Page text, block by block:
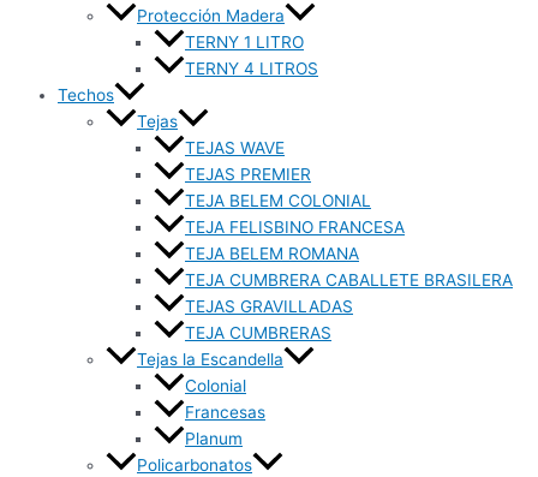
Protección Madera
TERNY 1 LITRO
TERNY 4 LITROS
Techos
Tejas
TEJAS WAVE
TEJAS PREMIER
TEJA BELEM COLONIAL
TEJA FELISBINO FRANCESA
TEJA BELEM ROMANA
TEJA CUMBRERA CABALLETE BRASILERA
TEJAS GRAVILLADAS
TEJA CUMBRERAS
Tejas la Escandella
Colonial
Francesas
Planum
Policarbonatos